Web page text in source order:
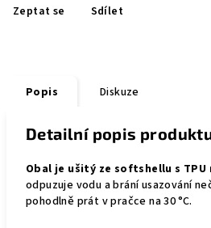
Zeptat se Sdílet
Popis Diskuze
Detailní popis
Obal je ušitý ze softshellu s TPU
odpuzuje vodu a brání usazování
pohodlně prát v pračce na 30 °C.